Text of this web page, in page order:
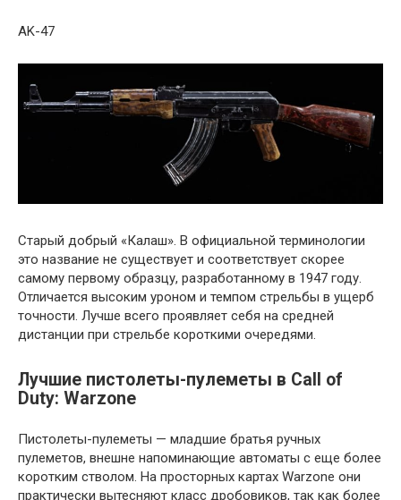
AK-47
Старый добрый «Калаш». В официальной терминологии
это название не существует и соответствует скорее
самому первому образцу, разработанному в 1947 году.
Отличается высоким уроном и темпом стрельбы в ущерб
точности. Лучше всего проявляет себя на средней
дистанции при стрельбе короткими очередями.
Лучшие пистолеты-пулеметы в Call of
Duty: Warzone
Пистолеты-пулеметы — младшие братья ручных
пулеметов, внешне напоминающие автоматы с еще более
коротким стволом. На просторных картах Warzone они
практически вытесняют класс дробовиков, так как более